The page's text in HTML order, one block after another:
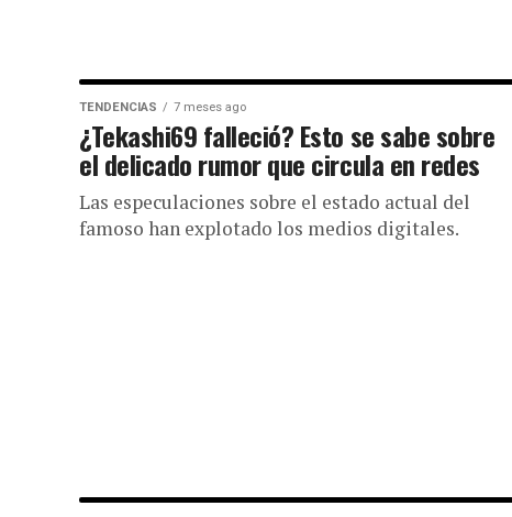
TENDENCIAS 7 meses ago
¿Tekashi69 falleció? Esto se sabe sobre
el delicado rumor que circula en redes
Las especulaciones sobre el estado actual del
famoso han explotado los medios digitales.